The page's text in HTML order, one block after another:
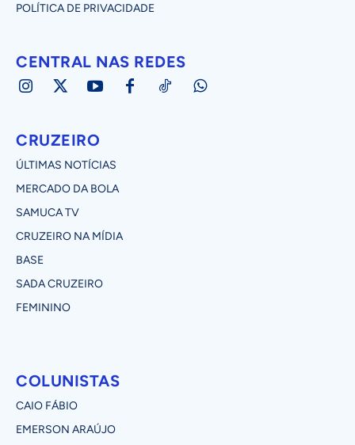
POLÍTICA DE PRIVACIDADE
CENTRAL NAS REDES
CRUZEIRO
ÚLTIMAS NOTÍCIAS
MERCADO DA BOLA
SAMUCA TV
CRUZEIRO NA MÍDIA
BASE
SADA CRUZEIRO
FEMININO
COLUNISTAS
CAIO FÁBIO
EMERSON ARAÚJO